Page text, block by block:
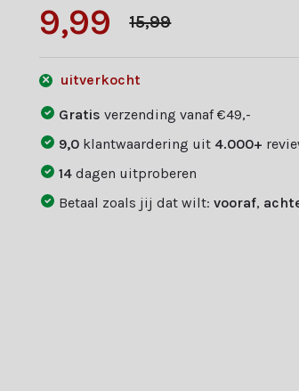
9,99 15,99
uitverkocht
Gratisverzending vanaf €49,-
9,0 klantwaardering uit 4.000+
14dagen uitproberen
Betaal zoals jij dat wilt:vooraf,